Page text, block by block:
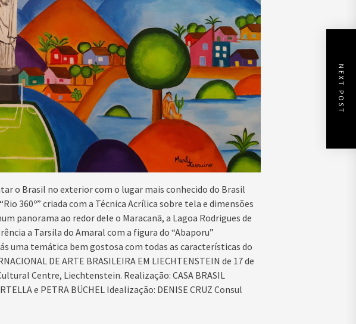
o Brasil no exterior com o lugar mais conhecido do Brasil
360º”criada com a Técnica Acrílica sobre tela e dimensões
panorama ao redor dele o Maracanã, a Lagoa Rodrigues de
a Tarsila do Amaral com a figura do “Abaporu”
uma temática bem gostosa com todas as características do
DE ARTE BRASILEIRA EM LIECHTENSTEIN de 17 de
Centre, Liechtenstein. Realização: CASA BRASIL
e PETRA BÜCHEL Idealização: DENISE CRUZ Consul
NEXT POST